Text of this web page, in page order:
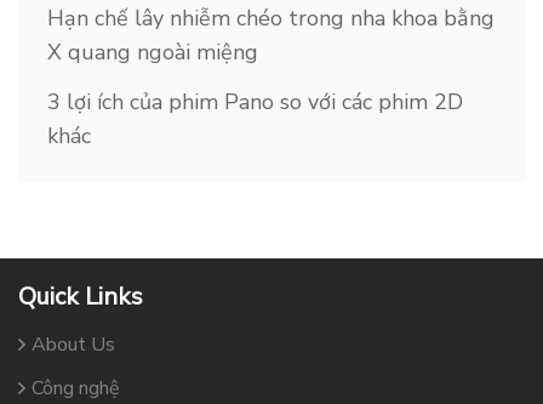
Hạn chế lây nhiễm chéo trong nha khoa bằng
X quang ngoài miệng
3 lợi ích của phim Pano so với các phim 2D
khác
Quick Links
About Us
Công nghệ